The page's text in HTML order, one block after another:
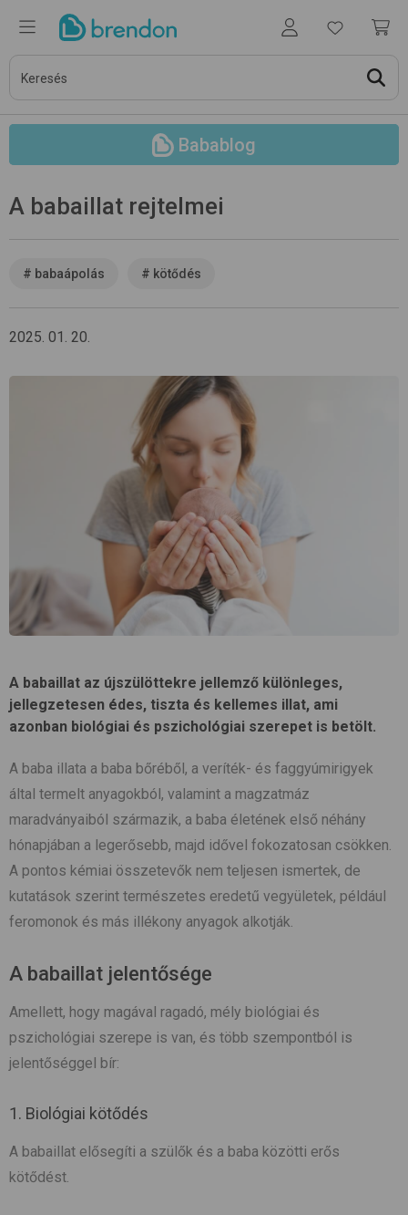
Babablog
A babaillat rejtelmei
# babaápolás # kötődés
2025. 01. 20.
A babaillat az újszülöttekre jellemző különleges,
jellegzetesen édes, tiszta és kellemes illat, ami
azonban biológiai és pszichológiai szerepet is betölt.
A baba illata a baba bőréből, a veríték- és faggyúmirigyek
által termelt anyagokból, valamint a magzatmáz
maradványaiból származik, a baba életének első néhány
hónapjában a legerősebb, majd idővel fokozatosan csökken.
A pontos kémiai összetevők nem teljesen ismertek, de
kutatások szerint természetes eredetű vegyületek, például
feromonok és más illékony anyagok alkotják.
A babaillat jelentősége
Amellett, hogy magával ragadó, mély biológiai és
pszichológiai szerepe is van, és több szempontból is
jelentőséggel bír:
1. Biológiai kötődés
A babaillat elősegíti a szülők és a baba közötti erős
kötődést.